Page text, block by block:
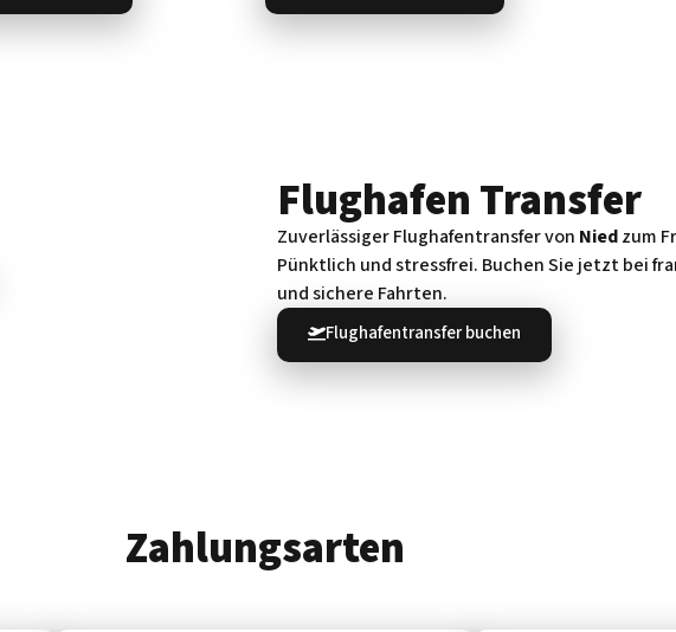
Flughafen Transfer
Zuverlässiger Flughafentransfer von Niedzum
Pünktlich und stressfrei. Buchen Sie jetzt bei
und sichere Fahrten.
Flughafentransfer buchen
Zahlungsarten